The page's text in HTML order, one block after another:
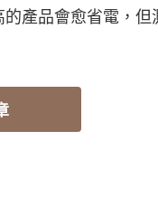
產品會愈省電，